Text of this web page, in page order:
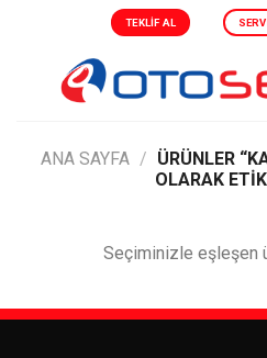
TEKLIF AL
ANA SAYFA / ÜRÜNLER
OLARAK
Seçiminizle eşleşen